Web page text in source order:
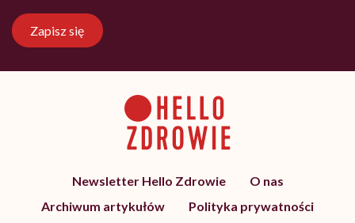
Zapisz się
Newsletter Hello Zdrowie
O nas
Archiwum artykułów
Polityka prywatności